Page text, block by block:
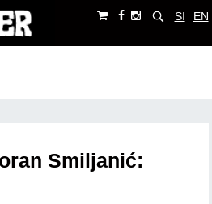
SI EN
Smiljanić: